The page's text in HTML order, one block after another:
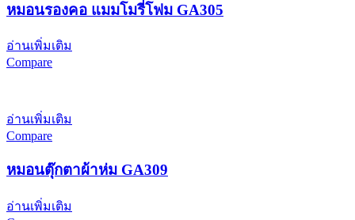
หมอนรองคอ แมมโมรี่โฟม GA305
อ่านเพิ่มเติม
Compare
อ่านเพิ่มเติม
Compare
หมอนตุ๊กตาผ้าห่ม GA309
อ่านเพิ่มเติม